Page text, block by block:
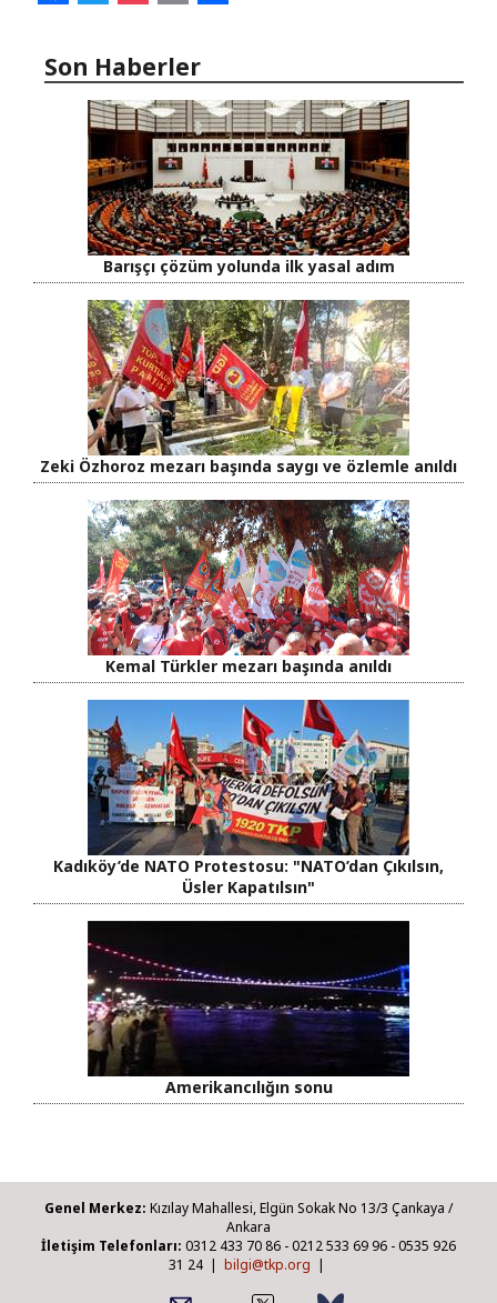
Son Haberler
Barışçı çözüm yolunda ilk yasal adım
Zeki Özhoroz mezarı başında saygı ve özlemle anıldı
Kemal Türkler mezarı başında anıldı
Kadıköy’de NATO Protestosu: "NATO’dan Çıkılsın,
Üsler Kapatılsın"
Amerikancılığın sonu
Genel Merkez: Kızılay Mahallesi, Elgün Sokak No 13/3 Çankaya /
Ankara
İletişim Telefonları: 0312 433 70 86 - 0212 533 69 96 - 0535 926
31 24 | bilgi@tkp.org |